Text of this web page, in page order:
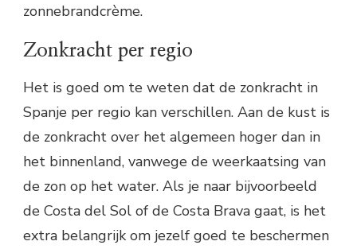
zonnebrandcrème.
Zonkracht per regio
Het is goed om te weten dat de zonkracht in
Spanje per regio kan verschillen. Aan de kust is
de zonkracht over het algemeen hoger dan in
het binnenland, vanwege de weerkaatsing van
de zon op het water. Als je naar bijvoorbeeld
de Costa del Sol of de Costa Brava gaat, is het
extra belangrijk om jezelf goed te beschermen